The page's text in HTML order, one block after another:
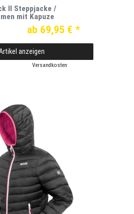
II Steppjacke /
mit Kapuze
ab 69,95 € *
anzeigen
Versandkosten